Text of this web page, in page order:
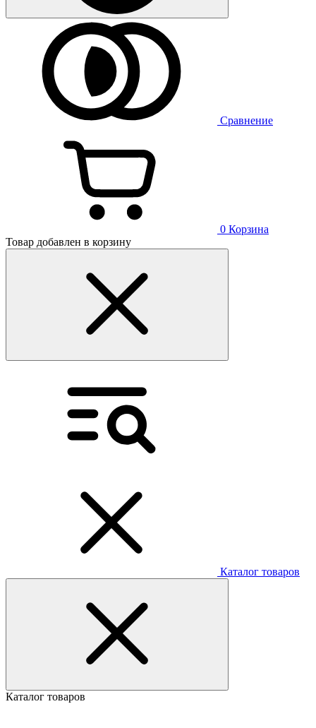
Сравнение
0 Корзина
Товар добавлен в корзину
Каталог товаров
Каталог товаров